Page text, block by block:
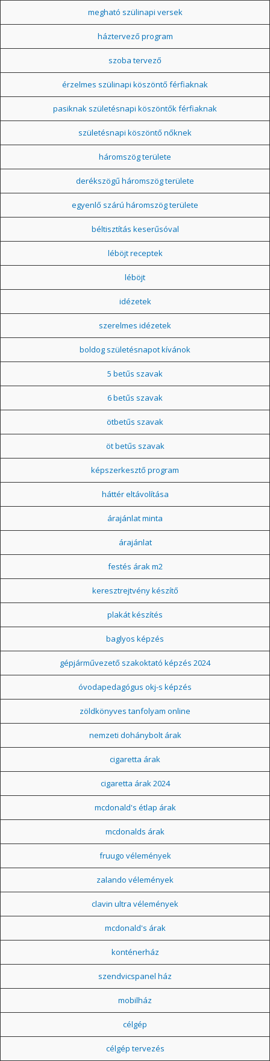
megható szülinapi versek
háztervező program
szoba tervező
érzelmes szülinapi köszöntő férfiaknak
pasiknak születésnapi köszöntők férfiaknak
születésnapi köszöntő nőknek
háromszög területe
derékszögű háromszög területe
egyenlő szárú háromszög területe
béltisztítás keserűsóval
léböjt receptek
léböjt
idézetek
szerelmes idézetek
boldog születésnapot kívánok
5 betűs szavak
6 betűs szavak
ötbetűs szavak
öt betűs szavak
képszerkesztő program
háttér eltávolítása
árajánlat minta
árajánlat
festés árak m2
keresztrejtvény készítő
plakát készítés
baglyos képzés
gépjárművezető szakoktató képzés 2024
óvodapedagógus okj-s képzés
zöldkönyves tanfolyam online
nemzeti dohánybolt árak
cigaretta árak
cigaretta árak 2024
mcdonald's étlap árak
mcdonalds árak
fruugo vélemények
zalando vélemények
clavin ultra vélemények
mcdonald's árak
konténerház
szendvicspanel ház
mobilház
célgép
célgép tervezés